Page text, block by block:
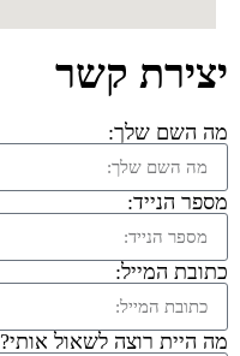
יצירת קשר
מה השם שלך:
מספר הנייד:
כתובת המייל:
מה היית רוצה לשאול אותי?